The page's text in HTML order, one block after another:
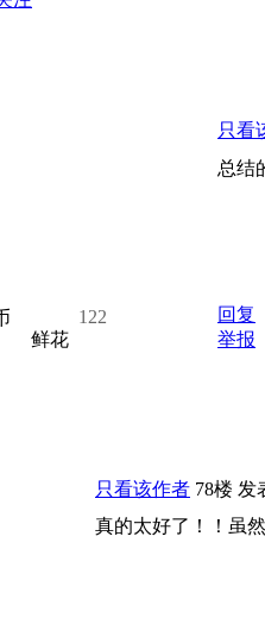
122
鲜花
只看
总结
回复
举报
只看该作者 78楼 发
真的太好了！！虽